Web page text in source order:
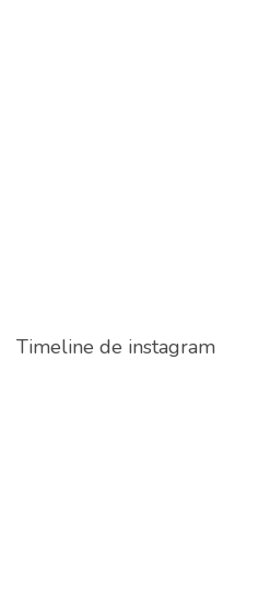
Timeline de instagram